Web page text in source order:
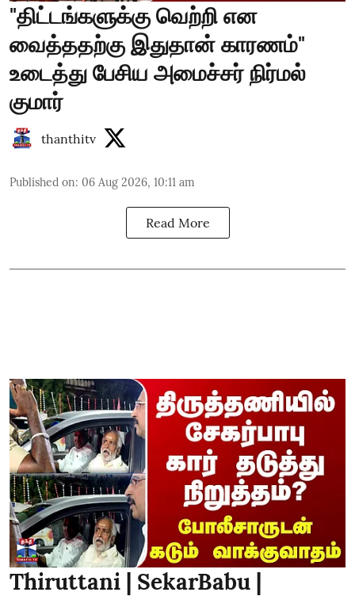
"திட்டங்களுக்கு வெற்றி என
வைத்ததற்கு இதுதான் காரணம்"
உடைத்து பேசிய அமைச்சர் நிர்மல்
குமார்
thanthitv
Published on: 06 Aug 2026, 10:11 am
Read More
Thiruttani | SekarBabu |